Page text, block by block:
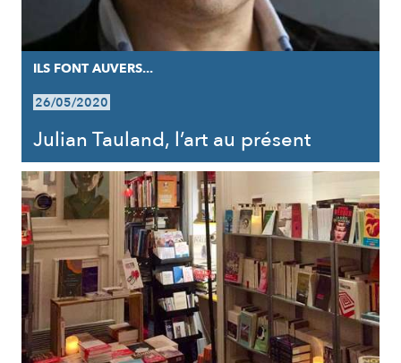
ILS FONT AUVERS...
26/05/2020
Julian Tauland, l’art au présent